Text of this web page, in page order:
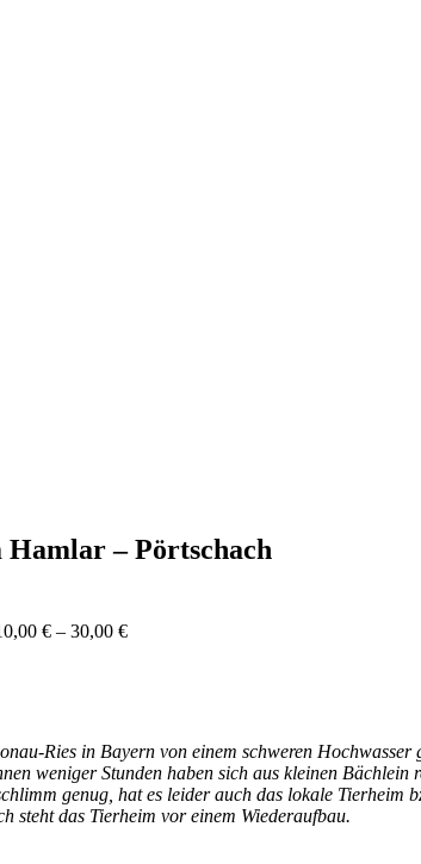
– Pörtschach
€ – 30,00 €
Ries in Bayern von einem schweren
weniger Stunden haben sich aus kleinen Bächlein
genug, hat es leider auch das lokale Tierheim
steht das Tierheim vor einem Wiederaufbau.